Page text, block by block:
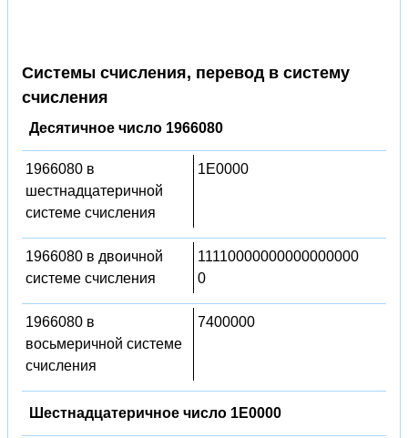
Системы счисления, перевод в систему
счисления
Десятичное число 1966080
1966080 в
шестнадцатеричной
системе счисления
1E0000
1966080 в двоичной
системе счисления
11110000000000000000
0
1966080 в
восьмеричной системе
счисления
7400000
Шестнадцатеричное число 1E0000